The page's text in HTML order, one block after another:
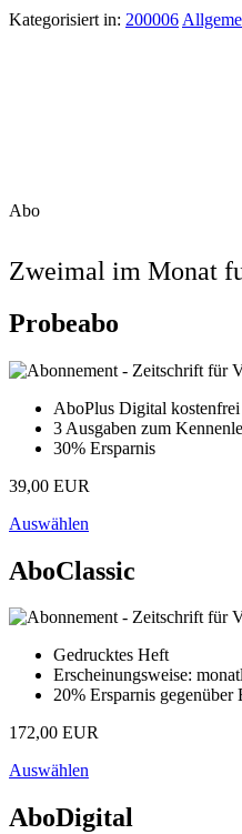
Kategorisiert in: 200006
Abo
Zweimal im Monat
Probeabo
AboPlus Digital
3 Ausgaben zum
30% Ersparnis
39,00 EUR
Auswählen
AboClassic
Gedrucktes Heft
Erscheinungsweise:
20% Ersparnis gegenüber
172,00 EUR
Auswählen
AboDigital